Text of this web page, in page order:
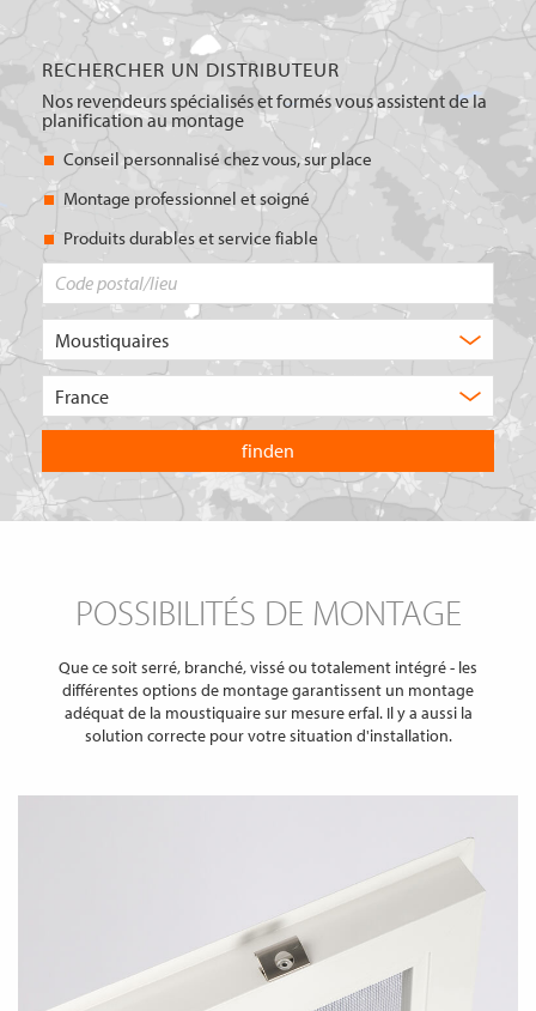
RECHERCHER UN DISTRIBUTEUR
Nos revendeurs spécialisés et formés vous assistent de la
planification au montage
Conseil personnalisé chez vous, sur place
Montage professionnel et soigné
Produits durables et service fiable
de
recherchez-
vous
?
pays
dans
lequel
vous
souhaitez
POSSIBILITÉS DE MONTAGE
Que ce soit serré, branché, vissé ou totalement intégré - les
différentes options de montage garantissent un montage
adéquat de la moustiquaire sur mesure erfal. Il y a aussi la
solution correcte pour votre situation d'installation.